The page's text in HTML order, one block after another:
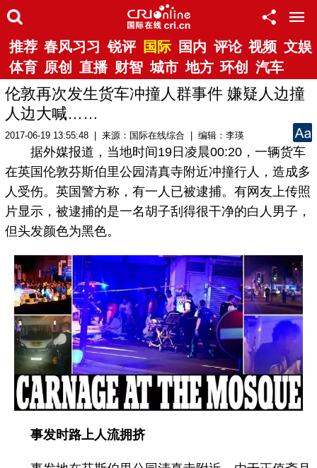
推荐 春风习习 锐评 国际 国内 评论 视频 文娱
体育 原创 直播 财智 城市 地方 环创 汽车
伦敦再次发生货车冲撞人群事件 嫌疑人边撞
人边大喊……
2017-06-19 13:55:48 | 来源：国际在线综合 | 编辑：李瑛
据外媒报道，当地时间19日凌晨00:20，一辆货车
在英国伦敦芬斯伯里公园清真寺附近冲撞行人，造成多
人受伤。英国警方称，有一人已被逮捕。有网友上传照
片显示，被逮捕的是一名胡子刮得很干净的白人男子，
但头发颜色为黑色。
事发时路上人流拥挤